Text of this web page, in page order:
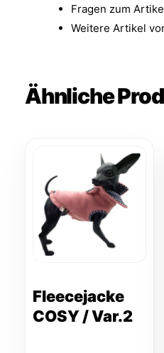
Fragen zum
Weitere Artikel
Ähnliche
Fleecejacke
COSY / Var.2
weist
mehrere
Varianten
auf.
auf
der